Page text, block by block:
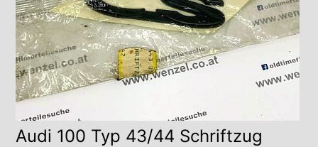
Audi 100 Typ 43/44 Schriftzug